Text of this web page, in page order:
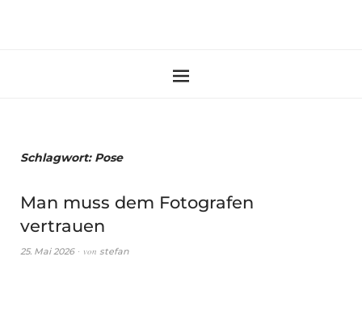
Schlagwort: Pose
Man muss dem Fotografen
vertrauen
25. Mai 2026 von stefan